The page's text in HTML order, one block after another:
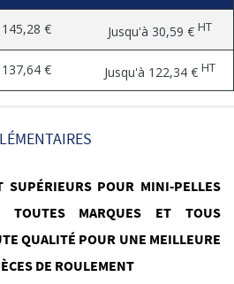
145,28 € Jusqu'à 30,59 € HT
137,64 € Jusqu'à 122,34 € HT
SUPÉRIEURS POUR MINI-PELLES
TOUTES MARQUES ET TOUS
QUALITÉ POUR UNE MEILLEURE
DE ROULEMENT